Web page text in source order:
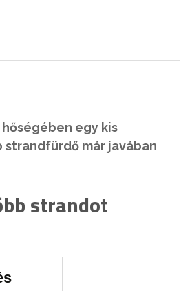
egy kis
már javában
strandot